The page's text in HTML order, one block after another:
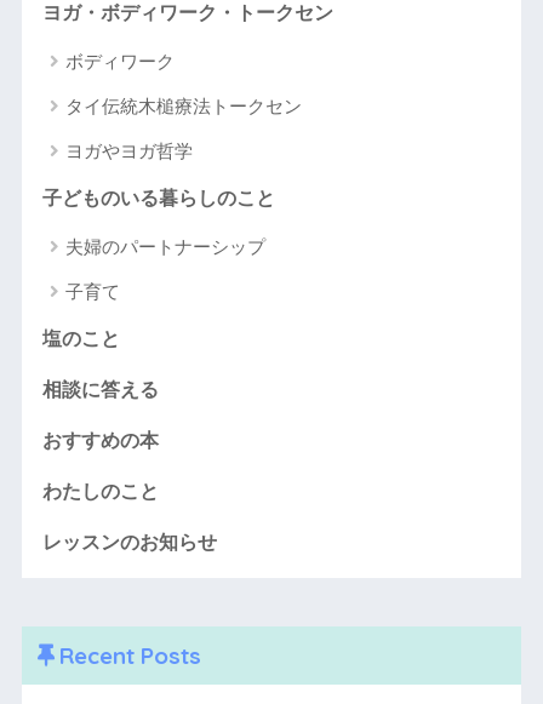
ヨガ・ボディワーク・トークセン
ボディワーク
タイ伝統木槌療法トークセン
ヨガやヨガ哲学
子どものいる暮らしのこと
夫婦のパートナーシップ
子育て
塩のこと
相談に答える
おすすめの本
わたしのこと
レッスンのお知らせ
Recent Posts